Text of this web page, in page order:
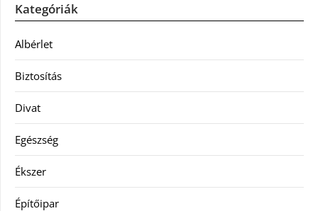
Kategóriák
Albérlet
Biztosítás
Divat
Egészség
Ékszer
Építőipar